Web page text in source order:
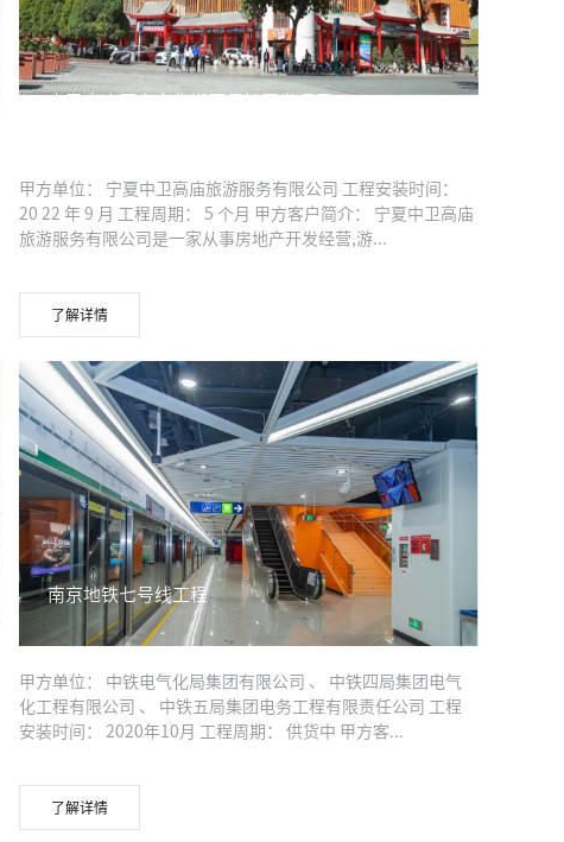
甲方单位： 宁夏中卫高庙旅游服务有限公司 工程安装时间：
20 22 年 9 月 工程周期： 5 个月 甲方客户简介： 宁夏中卫高庙
旅游服务有限公司是一家从事房地产开发经营,游...
了解详情
南京地铁七号线工程
甲方单位： 中铁电气化局集团有限公司 、 中铁四局集团电气
化工程有限公司 、 中铁五局集团电务工程有限责任公司 工程
安装时间： 2020年10月 工程周期： 供货中 甲方客...
了解详情